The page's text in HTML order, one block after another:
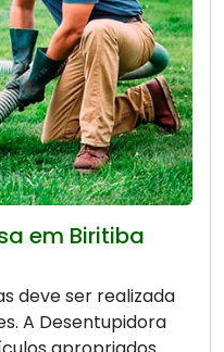
em Biritiba
deve ser realizada
A Desentupidora